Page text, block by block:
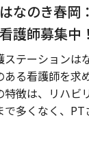
なのき春岡
護師募集中！
ステーションは
る看護師を求
特徴は、リハビ
で多くなく、